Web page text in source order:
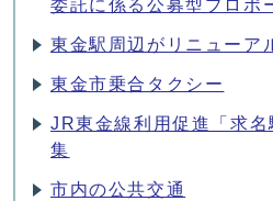
委託に係る公募型プロポ
東金駅周辺がリニューア
東金市乗合タクシー
JR東金線利用促進「求
集
市内の公共交通